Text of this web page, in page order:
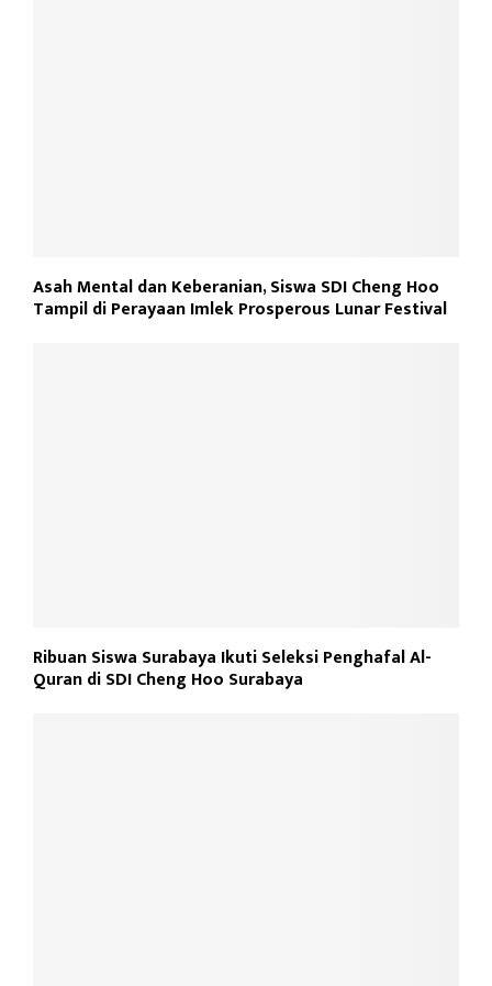
Asah Mental dan Keberanian, Siswa SDI Cheng Hoo
Tampil di Perayaan Imlek Prosperous Lunar Festival
Ribuan Siswa Surabaya Ikuti Seleksi Penghafal Al-
Quran di SDI Cheng Hoo Surabaya